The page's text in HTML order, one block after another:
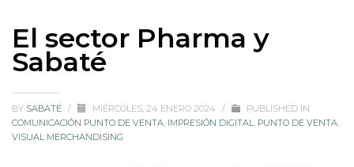
El sector Pharma y
Sabaté
BY SABATÉ / MIÉRCOLES, 24 ENERO 2024 /
PUBLISHED IN
COMUNICACIÓN PUNTO DE VENTA, IMPRESIÓN DIGITAL, PUNTO DE VENTA,
VISUAL MERCHANDISING